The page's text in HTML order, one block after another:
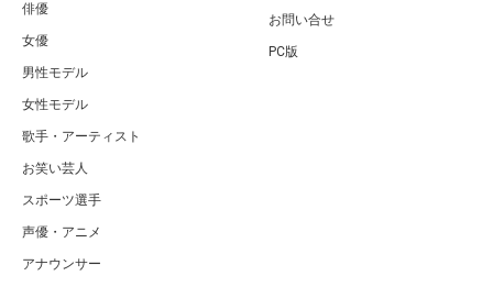
俳優
女優
男性モデル
女性モデル
歌手・アーティスト
お笑い芸人
スポーツ選手
声優・アニメ
アナウンサー
お問い合せ
PC版